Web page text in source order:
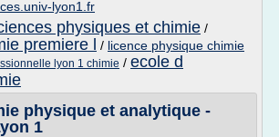
lyon1.fr
physiques et chimie /
premiere l / licence physique chimie
lyon 1 chimie / ecole d
physique et analytique -
1